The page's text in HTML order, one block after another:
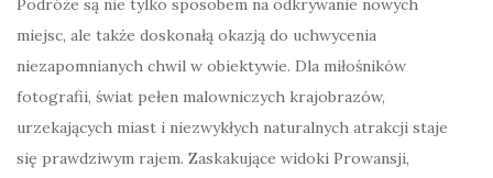
Podróże są nie tylko sposobem na odkrywanie nowych
miejsc, ale także doskonałą okazją do uchwycenia
niezapomnianych chwil w obiektywie. Dla miłośników
fotografii, świat pełen malowniczych krajobrazów,
urzekających miast i niezwykłych naturalnych atrakcji staje
się prawdziwym rajem. Zaskakujące widoki Prowansji,